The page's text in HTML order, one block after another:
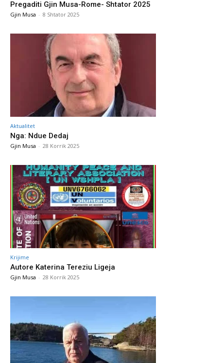
Pregaditi Gjin Musa-Rome- Shtator 2025
Gjin Musa - 8 Shtator 2025
Aktualitet
Nga: Ndue Dedaj
Gjin Musa - 28 Korrik 2025
Krijime
Autore Katerina Tereziu Ligeja
Gjin Musa - 28 Korrik 2025